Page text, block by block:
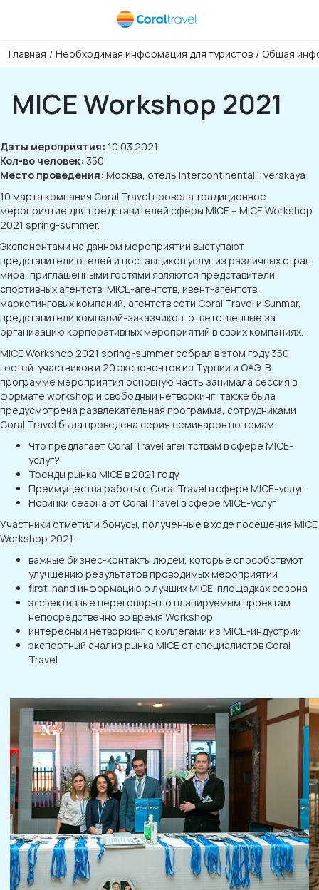
Главная / Необходимая информация для туристов / Общая
MICE Workshop 2021
Даты мероприятия: 10.03.2021
Кол-во человек: 350
Место проведения: Москва, отель Intercontinental Tverskaya
10 марта компания Coral Travel провела традиционное
мероприятие для представителей сферы MICE – MICE Workshop
2021 spring-summer.
Экспонентами на данном мероприятии выступают
представители отелей и поставщиков услуг из различных стран
мира, приглашенными гостями являются представители
спортивных агентств, MICE-агентств, ивент-агентств,
маркетинговых компаний, агентств сети Coral Travel и Sunmar,
представители компаний-заказчиков, ответственные за
организацию корпоративных мероприятий в своих компаниях.
MICE Workshop 2021 spring-summer собрал в этом году 350
гостей-участников и 20 экспонентов из Турции и ОАЭ. В
программе мероприятия основную часть занимала сессия в
формате workshop и свободный нетворкинг, также была
предусмотрена развлекательная программа, сотрудниками
Coral Travel была проведена серия семинаров по темам:
Что предлагает Coral Travel агентствам в сфере MICE-
услуг?
Тренды рынка MICE в 2021 году
Преимущества работы с Coral Travel в сфере MICE-услуг
Новинки сезона от Coral Travel в сфере MICE-услуг
Участники отметили бонусы, полученные в ходе посещения MICE
Workshop 2021:
важные бизнес-контакты людей, которые способствуют
улучшению результатов проводимых мероприятий
first-hand информацию о лучших MICE-площадках сезона
эффективные переговоры по планируемым проектам
непосредственно во время Workshop
интересный нетворкинг с коллегами из MICE-индустрии
экспертный анализ рынка MICE от специалистов Coral
Travel